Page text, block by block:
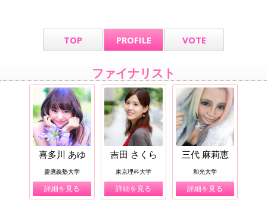
TOP PROFILE VOTE
ファイナリスト
喜多川 あゆ
慶應義塾大学
詳細を見る
吉田 さくら
東京理科大学
詳細を見る
三代 麻莉恵
和光大学
詳細を見る